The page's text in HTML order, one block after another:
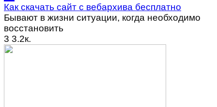
Как скачать сайт с вебархива бесплатно
Бывают в жизни ситуации, когда необходимо
восстановить
3 3.2к.